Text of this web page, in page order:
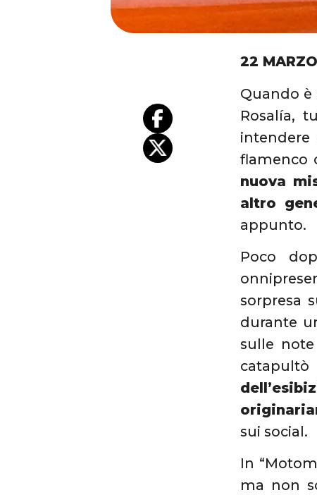
22
Quando è
Rosalía,
flamenco
nuova
altro
appunto.
Poco
sorpresa
durante
sulle note
sui social.
In
ma non